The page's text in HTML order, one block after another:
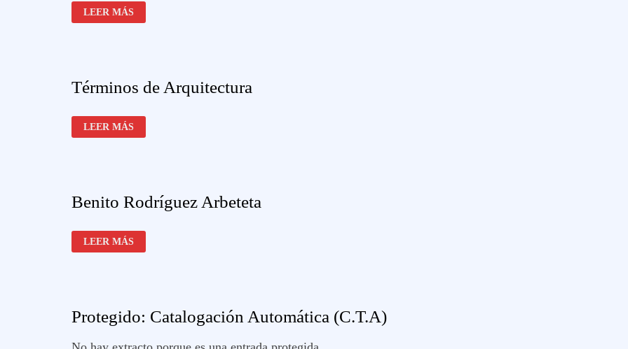
CALL
FOR
PAPERS
LEER MÁS
Términos de Arquitectura
TÉRMINOS
DE
ARQUITECTURA
LEER MÁS
Benito Rodríguez Arbeteta
BENITO
RODRÍGUEZ
ARBETETA
LEER MÁS
Protegido: Catalogación Automática (C.T.A)